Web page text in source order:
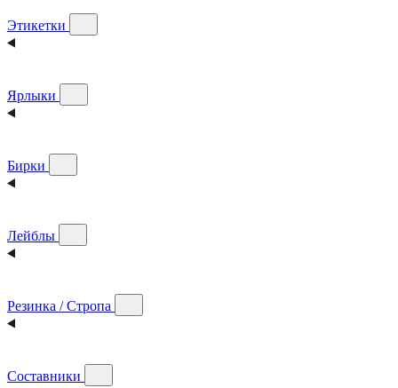
Этикетки
Ярлыки
Бирки
Лейблы
Резинка / Стропа
Составники